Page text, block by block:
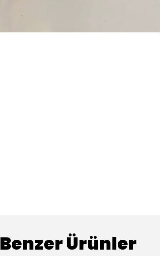
Benzer Ürünler